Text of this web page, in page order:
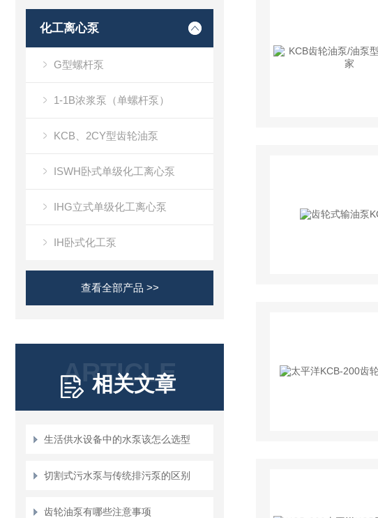
化工离心泵
G型螺杆泵
1-1B浓浆泵（单螺杆泵）
KCB、2CY型齿轮油泵
ISWH卧式单级化工离心泵
IHG立式单级化工离心泵
IH卧式化工泵
查看全部产品 >>
ARTICLE
相关文章
生活供水设备中的水泵该怎么选型
切割式污水泵与传统排污泵的区别
齿轮油泵有哪些注意事项